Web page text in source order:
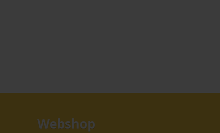
Webshop